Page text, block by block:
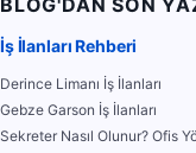
BLOG'DAN SON
İş İlanları Rehberi
Derince Limanı İş İlanları
Gebze Garson İş İlanları
Sekreter Nasıl Olunur? Ofis